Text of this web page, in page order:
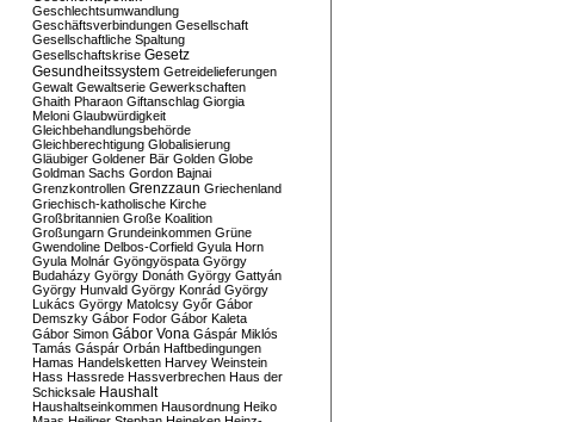
Geschlechtsumwandlung
Geschäftsverbindungen Gesellschaft
Gesellschaftliche Spaltung
Gesellschaftskrise Gesetz
Gesundheitssystem Getreidelieferungen
Gewalt Gewaltserie Gewerkschaften
Ghaith Pharaon Giftanschlag Giorgia
Meloni Glaubwürdigkeit
Gleichbehandlungsbehörde
Gleichberechtigung Globalisierung
Gläubiger Goldener Bär Golden Globe
Goldman Sachs Gordon Bajnai
Grenzkontrollen Grenzzaun Griechenland
Griechisch-katholische Kirche
Großbritannien Große Koalition
Großungarn Grundeinkommen Grüne
Gwendoline Delbos-Corfield Gyula Horn
Gyula Molnár Gyöngyöspata György
Budaházy György Donáth György Gattyán
György Hunvald György Konrád György
Lukács György Matolcsy Győr Gábor
Demszky Gábor Fodor Gábor Kaleta
Gábor Simon Gábor Vona Gáspár Miklós
Tamás Gáspár Orbán Haftbedingungen
Hamas Handelsketten Harvey Weinstein
Hass Hassrede Hassverbrechen Haus der
Schicksale Haushalt
Haushaltseinkommen Hausordnung Heiko